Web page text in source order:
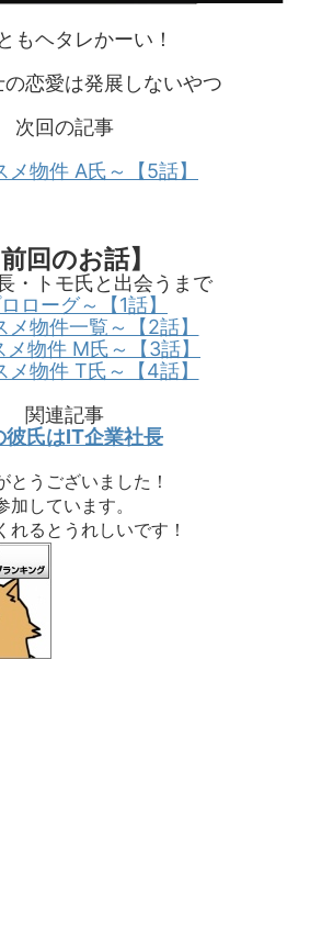
もヘタレかーい！
恋愛は発展しないやつ
次回の記事
メ物件 A氏～【5話】
前回のお話】
・トモ氏と出会うまで
ローグ～【1話】
メ物件一覧～【2話】
メ物件 M氏～【3話】
メ物件 T氏～【4話】
関連記事
彼氏はIT企業社長
うございました！
しています。
れるとうれしいです！